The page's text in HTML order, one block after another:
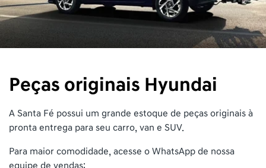
Peças originais Hyundai
A Santa Fé possui um grande estoque de peças originais à
pronta entrega para seu carro, van e SUV.
Para maior comodidade, acesse o WhatsApp de nossa
equipe de vendas: